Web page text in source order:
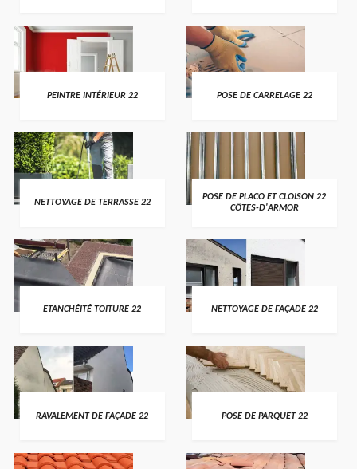
PEINTRE INTÉRIEUR 22 POSE DE CARRELAGE 22
NETTOYAGE DE TERRASSE 22
POSE DE PLACO ET CLOISON 22
CÔTES-D'ARMOR
ETANCHÉITÉ TOITURE 22 NETTOYAGE DE FAÇADE 22
RAVALEMENT DE FAÇADE 22 POSE DE PARQUET 22